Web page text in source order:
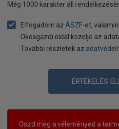
Még 1000 karakter áll
Elfogadom az ÁSZF-et,
Okosgazdi oldal kezelje az
További részletek az
ÉRTÉKELÉS
Oszd meg a véleményed a